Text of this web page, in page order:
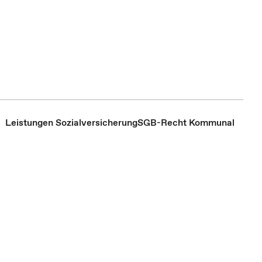
Leistungen SozialversicherungSGB-Recht Kommunal